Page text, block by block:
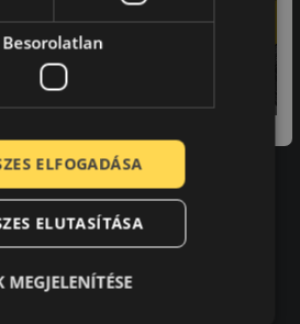
-
vásárlója
tökéletesen működik.
Besorolatlan
ELFOGADÁSA
ELUTASÍTÁSA
MEGJELENÍTÉSE